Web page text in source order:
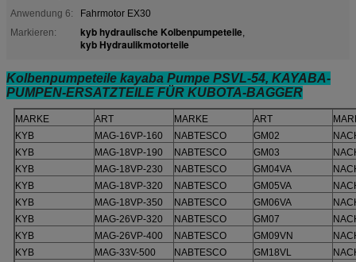
Anwendung 6:
Fahrmotor EX30
Markieren:
kyb hydraulische Kolbenpumpeteile,
kyb Hydraulikmotorteile
Kolbenpumpeteile kayaba Pumpe PSVL-54, KAYABA-
PUMPEN-ERSATZTEILE FÜR KUBOTA-BAGGER
MARKE ART MARKE ART
KYB
MAG-16VP-160 NABTESCO GM02
KYB
MAG-18VP-190 NABTESCO GM03
KYB
MAG-18VP-230 NABTESCO GM04VA
KYB
MAG-18VP-320 NABTESCO GM05VA
KYB
MAG-18VP-350 NABTESCO GM06VA
KYB
MAG-26VP-320 NABTESCO GM07
KYB
MAG-26VP-400 NABTESCO GM09VN
KYB
MAG-33V-500 NABTESCO GM18VL